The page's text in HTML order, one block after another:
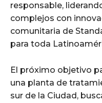
responsable,
complejos con
comunitaria de
para toda
El próximo objetivo
una planta de
sur de la Ciudad,